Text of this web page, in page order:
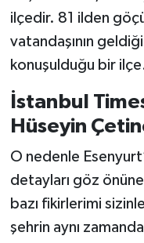
ilçedir. 81 ilden
vatandaşının
konuşulduğu bir
İstanbul
Hüseyin
O nedenle
detayları göz
bazı fikirlerimi
şehrin aynı